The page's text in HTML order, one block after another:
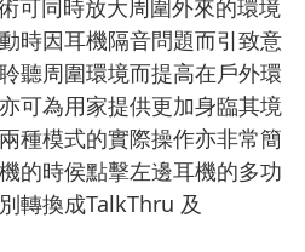
可同時放大周圍外來的環境
時因耳機隔音問題而引致意
聽周圍環境而提高在戶外環
可為用家提供更加身臨其境
種模式的實際操作亦非常簡
的時侯點擊左邊耳機的多功
轉換成TalkThru 及